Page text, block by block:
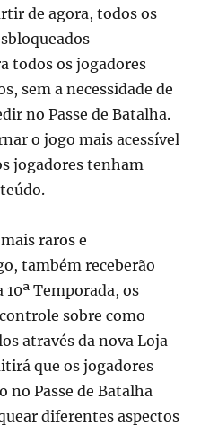
de agora, todos os
todos os jogadores
sem a necessidade de
no Passe de Batalha.
o jogo mais acessível
jogadores tenham
raros e
também receberão
Temporada, os
sobre como
através da nova Loja
que os jogadores
no Passe de Batalha
diferentes aspectos